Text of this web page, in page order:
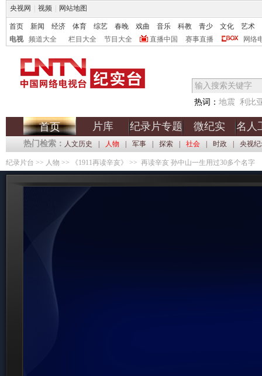
央视网 视频 网站地图
首页 新闻 经济 体育 综艺 春晚 戏曲 音乐 科教 青少 文化
艺术
电视
频道大全 栏目大全 节目大全 直播中国 赛事直播 网络
热词： 地震 利比
首页 片库 纪录片专题 微纪实 名人
热门检索： 人文历史 人物 军事 探索 社会 时政 央视
纪录片台 >> 人物 >> 《1911再读辛亥》 >> 再读辛亥 孙中山一生用过30多个名字